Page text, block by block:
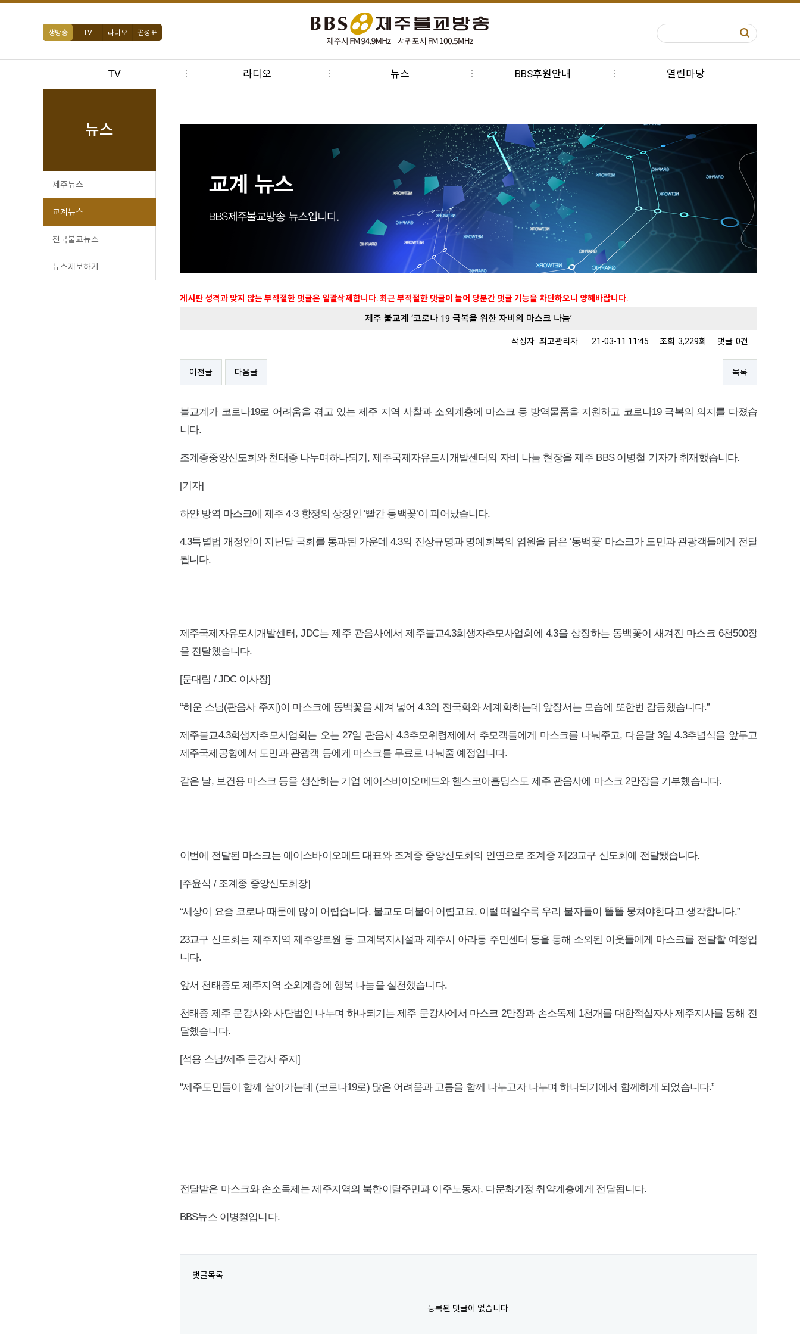
생방송 TV 라디오 편성표
TV 라디오 뉴스 BBS후원안내 열린마당
뉴스
제주뉴스
교계뉴스
전국불교뉴스
뉴스제보하기
게시판 성격과 맞지 않는 부적절한 댓글은 일괄삭제합니다. 최근 부적절한 댓글이 늘어 당분간 댓글 기능을 차단하오니 양해바랍니다.
제주 불교계 ‘코로나 19 극복을 위한 자비의 마스크 나눔’
작성자 최고관리자 21-03-11 11:45 조회 3,229회 댓글 0건
이전글 다음글 목록
불교계가 코로나19로 어려움을 겪고 있는 제주 지역 사찰과 소외계층에 마스크 등 방역물품을 지원하고 코로나19 극복의 의지를 다졌습
니다.
조계종중앙신도회와 천태종 나누며하나되기, 제주국제자유도시개발센터의 자비 나눔 현장을 제주 BBS 이병철 기자가 취재했습니다.
[기자]
하얀 방역 마스크에 제주 4·3 항쟁의 상징인 ‘빨간 동백꽃’이 피어났습니다.
4.3특별법 개정안이 지난달 국회를 통과된 가운데 4.3의 진상규명과 명예회복의 염원을 담은 ‘동백꽃’ 마스크가 도민과 관광객들에게 전달
됩니다.
제주국제자유도시개발센터, JDC는 제주 관음사에서 제주불교4.3희생자추모사업회에 4.3을 상징하는 동백꽃이 새겨진 마스크 6천500장
을 전달했습니다.
[문대림 / JDC 이사장]
“허운 스님(관음사 주지)이 마스크에 동백꽃을 새겨 넣어 4.3의 전국화와 세계화하는데 앞장서는 모습에 또한번 감동했습니다.”
제주불교4.3희생자추모사업회는 오는 27일 관음사 4.3추모위령제에서 추모객들에게 마스크를 나눠주고, 다음달 3일 4.3추념식을 앞두고
제주국제공항에서 도민과 관광객 등에게 마스크를 무료로 나눠줄 예정입니다.
같은 날, 보건용 마스크 등을 생산하는 기업 에이스바이오메드와 헬스코아홀딩스도 제주 관음사에 마스크 2만장을 기부했습니다.
이번에 전달된 마스크는 에이스바이오메드 대표와 조계종 중앙신도회의 인연으로 조계종 제23교구 신도회에 전달됐습니다.
[주윤식 / 조계종 중앙신도회장]
“세상이 요즘 코로나 때문에 많이 어렵습니다. 불교도 더불어 어렵고요. 이럴 때일수록 우리 불자들이 똘똘 뭉쳐야한다고 생각합니다.”
23교구 신도회는 제주지역 제주양로원 등 교계복지시설과 제주시 아라동 주민센터 등을 통해 소외된 이웃들에게 마스크를 전달할 예정입
니다.
앞서 천태종도 제주지역 소외계층에 행복 나눔을 실천했습니다.
천태종 제주 문강사와 사단법인 나누며 하나되기는 제주 문강사에서 마스크 2만장과 손소독제 1천개를 대한적십자사 제주지사를 통해 전
달했습니다.
[석용 스님/제주 문강사 주지]
“제주도민들이 함께 살아가는데 (코로나19로) 많은 어려움과 고통을 함께 나누고자 나누며 하나되기에서 함께하게 되었습니다.”
전달받은 마스크와 손소독제는 제주지역의 북한이탈주민과 이주노동자, 다문화가정 취약계층에게 전달됩니다.
BBS뉴스 이병철입니다.
댓글목록
등록된 댓글이 없습니다.